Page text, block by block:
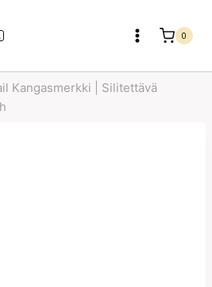
0
Kangasmerkki | Silitettävä